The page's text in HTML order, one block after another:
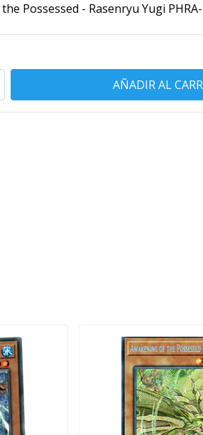
Possessed - Rasenryu Yugi PHRA-